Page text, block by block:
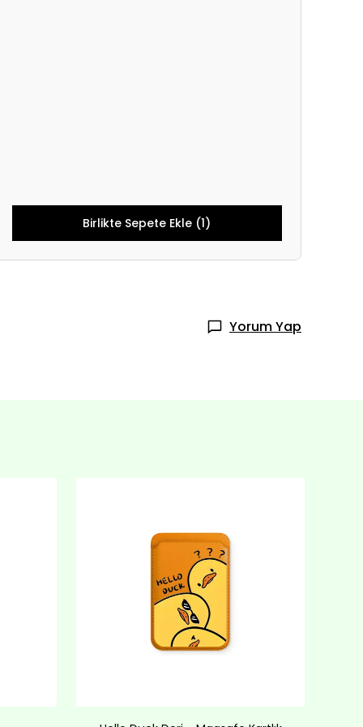
Birlikte Sepete Ekle (1)
Yorum Yap